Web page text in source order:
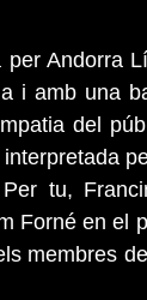
Andorra
i amb una
del
tu,
Forné en el
membres